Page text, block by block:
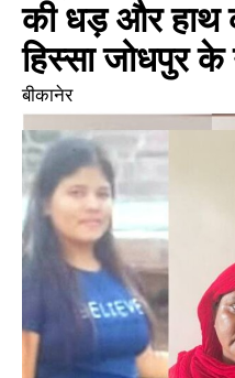
की धड़ और हाथ
हिस्सा जोधपुर के
बीकानेर